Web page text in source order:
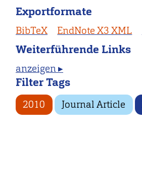
Exportformate
BibTeX EndNote X3 XML
Weiterführende Links
anzeigen ▸
Filter Tags
2010 Journal Article